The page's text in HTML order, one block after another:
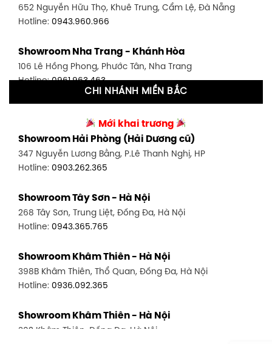
Hotline:0902.716.230
591 Hoàng Văn Thụ, P. 4, Tân Bình, TP HCM
Hotline:0906.256.759
0986.71.8448
Showroom Thuận An - Bình Dương
66 đường DT743, An Phú, Thuận An, Bình Dương
Showroom Biên Hòa - Đồng Nai
452 Nguyễn Ái Quốc, Tân Tiến, TP. Biên Hòa, Đồng Nai
652 Nguyễn Hữu Thọ, Khuê Trung, Cẩm Lệ, Đà Nẵng
Hotline: 0943.960.966
Showroom Nha Trang - Khánh Hòa
106 Lê Hồng Phong, Phước Tân, Nha Trang
Hotline:0961.963.463
27-29 Nguyễn Sỹ Sách, Hưng Bình, TP Vinh, Nghệ An
Hotline:0943.960.966
Showroom Buôn Ma Thuột
Hotline:0934.02.18.18
CHI NHÁNH MIỀN BẮC
Mới khai trương
Showroom Hải Phòng (Hải Dương cũ)
347 Nguyễn Lương Bằng, P.Lê Thanh Nghị, HP
Hotline: 0903.262.365
Showroom Tây Sơn - Hà Nội
268 Tây Sơn, Trung Liệt, Đống Đa, Hà Nội
Hotline: 0943.365.765
Showroom Khâm Thiên - Hà Nội
398B Khâm Thiên, Thổ Quan, Đống Đa, Hà Nội
Hotline: 0936.092.365
Showroom Khâm Thiên - Hà Nội
302 Khâm Thiên, Đống Đa, Hà Nội